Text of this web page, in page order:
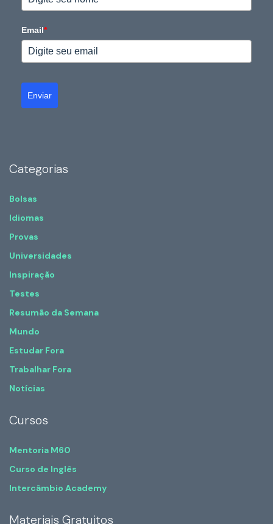
Email*
Enviar
Categorias
Bolsas
Idiomas
Provas
Universidades
Inspiração
Testes
Resumão da Semana
Mundo
Estudar Fora
Trabalhar Fora
Notícias
Cursos
Mentoria M60
Curso de Inglês
Intercâmbio Academy
Materiais Gratuitos